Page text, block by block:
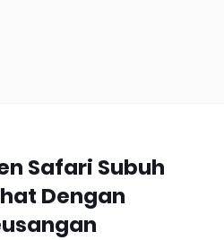
Safari Subuh
Dengan